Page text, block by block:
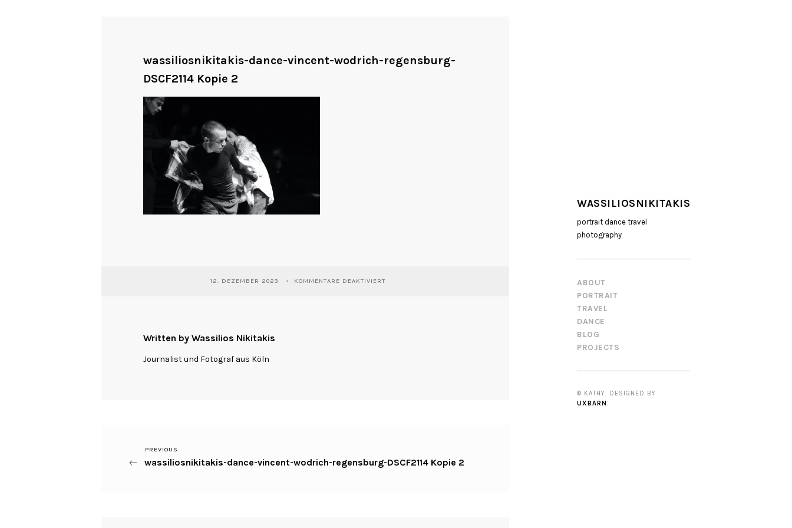
WASSILIOSNIKITAKIS
portrait dance travel
photography
ABOUT
PORTRAIT
TRAVEL
DANCE
BLOG
PROJECTS
© KATHY. DESIGNED BY
UXBARN .
wassiliosnikitakis-dance-vincent-wodrich-regensburg-
DSCF2114 Kopie 2
12. DEZEMBER 2023 KOMMENTARE DEAKTIVIERT
Written by Wassilios Nikitakis
Journalist und Fotograf aus Köln
Beitragsnavigation
Previous
Post
PREVIOUS
wassiliosnikitakis-dance-vincent-wodrich-regensburg-DSCF2114 Kopie 2